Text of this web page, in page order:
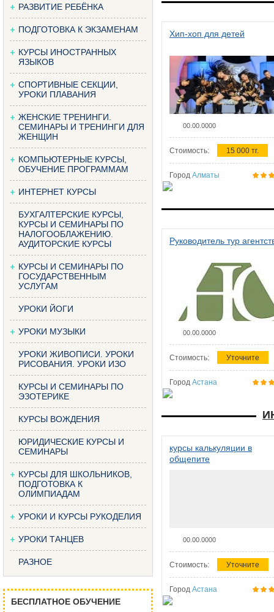
РАЗВИТИЕ РЕБЁНКА
ПОДГОТОВКА К ЭКЗАМЕНАМ
КУРСЫ ИНОСТРАННЫХ
ЯЗЫКОВ
СПОРТИВНЫЕ СЕКЦИИ,
УРОКИ ПЛАВАНИЯ
ЖЕНСКИЕ ТРЕНИНГИ.
СЕМИНАРЫ И ТРЕНИНГИ ДЛЯ
ЖЕНЩИН
КОМПЬЮТЕРНЫЕ КУРСЫ,
ОБУЧЕНИЕ ПРОГРАММАМ
ИНТЕРНЕТ КУРСЫ
БУХГАЛТЕРСКИЕ КУРСЫ,
КУРСЫ И СЕМИНАРЫ ПО
НАЛОГООБЛАЖЕНИЮ.
АУДИТОРСКИЕ КУРСЫ
КУРСЫ И СЕМИНАРЫ ПО
ГОСУДАРСТВЕННЫМ
УСЛУГАМ
УРОКИ ЙОГИ
УРОКИ МУЗЫКИ
УРОКИ ЖИВОПИСИ. УРОКИ
РИСОВАНИЯ. УРОКИ ИЗО
КУРСЫ И СЕМИНАРЫ ПО
ЭЗОТЕРИКЕ
КУРСЫ ВОЖДЕНИЯ
ЮРИДИЧЕСКИЕ КУРСЫ И
СЕМИНАРЫ
КУРСЫ ДЛЯ ШКОЛЬНИКОВ,
ПОДГОТОВКА К
ОЛИМПИАДАМ
УРОКИ И КУРСЫ РУКОДЕЛИЯ
УРОКИ ТАНЦЕВ
РАЗНОЕ
БЕСПЛАТНОЕ ОБУЧЕНИЕ
Хип-хоп для детей
00.00.0000
Стоимость: 15 000 тг.
Город Алматы
Руководитель тур
00.00.0000
Стоимость: Уточните
Город Астана
курсы калькуляции в
общепите
00.00.0000
Стоимость: Уточните
Город Астана